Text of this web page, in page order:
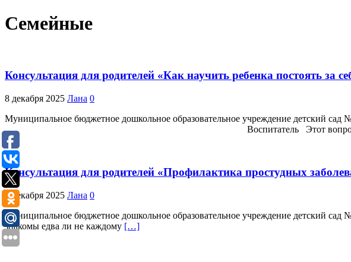
Семейные
Консультация для родителей «Как научить ребенка постоять за
8 декабря 2025 Лана 0
Муниципальное бюджетное дошкольное образовательное учреждение детский
Воспитатель Этот вопрос волнует
Консультация для родителей «Профилактика простудных
8 декабря 2025 Лана 0
Муниципальное бюджетное дошкольное образовательное учреждение детский
знакомы едва ли не каждому […]